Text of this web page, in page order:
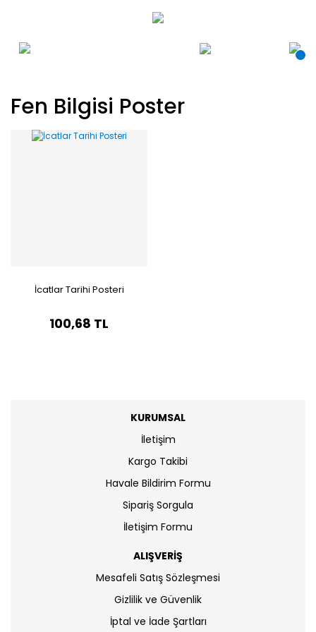
Fen Bilgisi Poster
İcatlar Tarihi Posteri
100,68 TL
KURUMSAL
İletişim
Kargo Takibi
Havale Bildirim Formu
Sipariş Sorgula
İletişim Formu
ALIŞVERİŞ
Mesafeli Satış Sözleşmesi
Gizlilik ve Güvenlik
İptal ve İade Şartları